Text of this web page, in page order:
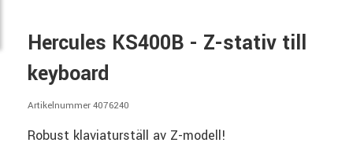
Hercules KS400B - Z-stativ till
keyboard
Artikelnummer 4076240
Robust klaviaturställ av Z-modell!